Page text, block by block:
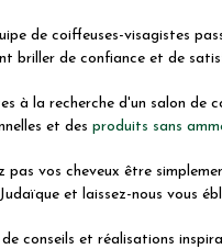
de coiffeuses-visagistes
briller de confiance et de
à la recherche d'un salon de
et des produits sans
pas vos cheveux être
et laissez-nous vous
de conseils et réalisations